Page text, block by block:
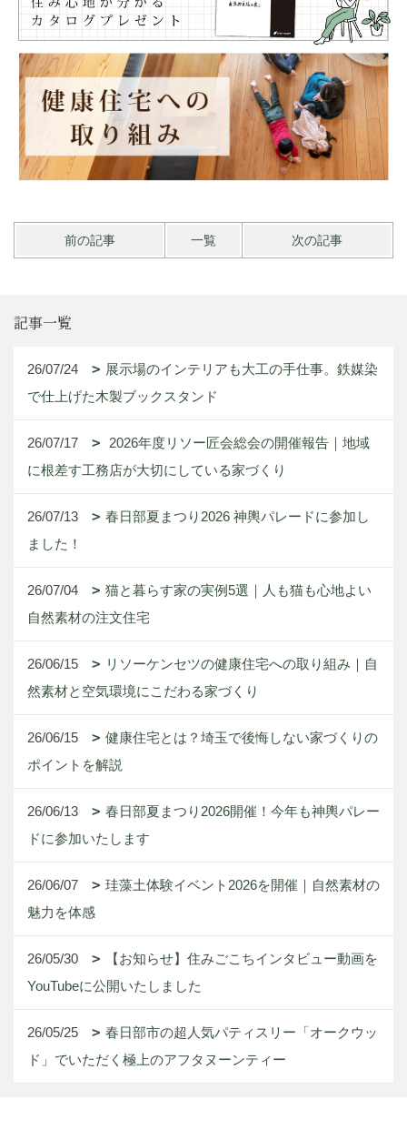
前の記事 一覧 次の記事
記事一覧
26/07/24
展示場のインテリアも大工の手仕事。鉄媒染
で仕上げた木製ブックスタンド
26/07/17
2026年度リソー匠会総会の開催報告｜地域
に根差す工務店が大切にしている家づくり
26/07/13
春日部夏まつり2026 神輿パレードに参加し
ました！
26/07/04
猫と暮らす家の実例5選｜人も猫も心地よい
自然素材の注文住宅
26/06/15
リソーケンセツの健康住宅への取り組み｜自
然素材と空気環境にこだわる家づくり
26/06/15
健康住宅とは？埼玉で後悔しない家づくりの
ポイントを解説
26/06/13
春日部夏まつり2026開催！今年も神輿パレー
ドに参加いたします
26/06/07
珪藻土体験イベント2026を開催｜自然素材の
魅力を体感
26/05/30
【お知らせ】住みごこちインタビュー動画を
YouTubeに公開いたしました
26/05/25
春日部市の超人気パティスリー「オークウッ
ド」でいただく極上のアフタヌーンティー